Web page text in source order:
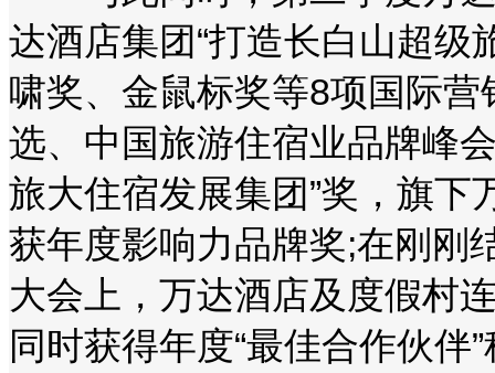
达酒店集团“打造长白山超级
啸奖、金鼠标奖等8项国际
选、中国旅游住宿业品牌峰
旅大住宿发展集团”奖，旗
获年度影响力品牌奖;在刚刚
大会上，万达酒店及度假村
同时获得年度“最佳合作伙伴